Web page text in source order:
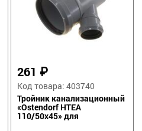
261 ₽
Код товара: 403740
Тройник канализационный
«Ostendorf HTEA
110/50х45» для